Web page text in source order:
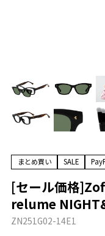
まとめ買い SALE
[セール価格
relume
ZN251G02-14E1